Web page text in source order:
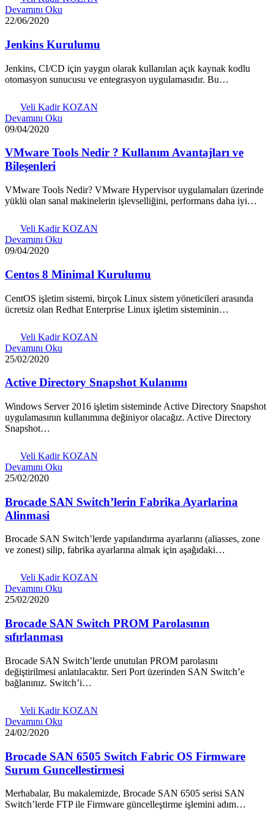
Devamını Oku
22/06/2020
Jenkins Kurulumu
Jenkins, CI/CD için yaygın olarak kullanılan açık kaynak kodlu
otomasyon sunucusu ve entegrasyon uygulamasıdır. Bu…
Veli Kadir KOZAN
Devamını Oku
09/04/2020
VMware Tools Nedir ? Kullanım Avantajları ve
Bileşenleri
VMware Tools Nedir? VMware Hypervisor uygulamaları üzerinde
yüklü olan sanal makinelerin işlevselliğini, performans daha iyi…
Veli Kadir KOZAN
Devamını Oku
09/04/2020
Centos 8 Minimal Kurulumu
CentOS işletim sistemi, birçok Linux sistem yöneticileri arasında
ücretsiz olan Redhat Enterprise Linux işletim sisteminin…
Veli Kadir KOZAN
Devamını Oku
25/02/2020
Active Directory Snapshot Kulanımı
Windows Server 2016 işletim sisteminde Active Directory Snapshot
uygulamasının kullanımına değiniyor olacağız. Active Directory
Snapshot…
Veli Kadir KOZAN
Devamını Oku
25/02/2020
Brocade SAN Switch’lerin Fabrika Ayarlarina
Alinmasi
Brocade SAN Switch’lerde yapılandırma ayarlarını (aliasses, zone
ve zonest) silip, fabrika ayarlarına almak için aşağıdaki…
Veli Kadir KOZAN
Devamını Oku
25/02/2020
Brocade SAN Switch PROM Parolasının
sıfırlanması
Brocade SAN Switch’lerde unutulan PROM parolasını
değiştirilmesi anlatılacaktır. Seri Port üzerinden SAN Switch’e
bağlanınız. Switch’i…
Veli Kadir KOZAN
Devamını Oku
24/02/2020
Brocade SAN 6505 Switch Fabric OS Firmware
Surum Guncellestirmesi
Merhabalar, Bu makalemizde, Brocade SAN 6505 serisi SAN
Switch’lerde FTP ile Firmware güncelleştirme işlemini adım…